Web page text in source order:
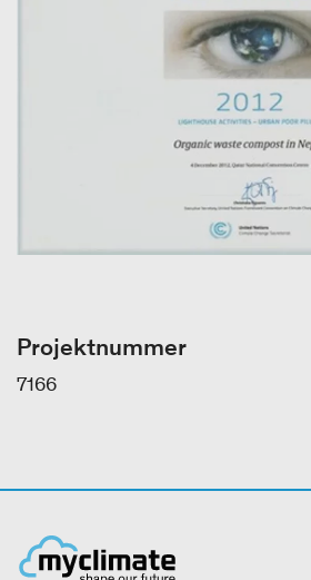
Projektnummer
7166